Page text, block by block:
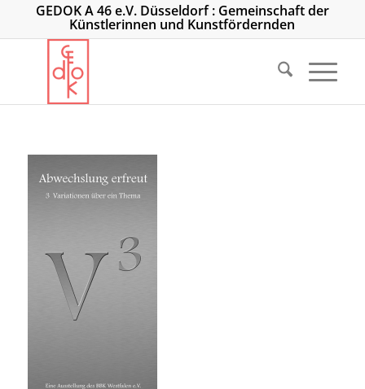
GEDOK A 46 e.V. Düsseldorf : Gemeinschaft der
Künstlerinnen und Kunstfördernden